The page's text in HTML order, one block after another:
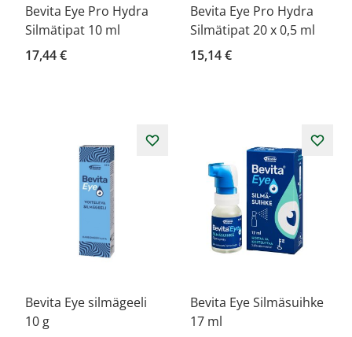
Bevita Eye Pro Hydra
Silmätipat 10 ml
17,44 €
Bevita Eye Pro Hydra
Silmätipat 20 x 0,5 ml
15,14 €
Bevita Eye silmägeeli
10 g
Bevita Eye Silmäsuihke
17 ml